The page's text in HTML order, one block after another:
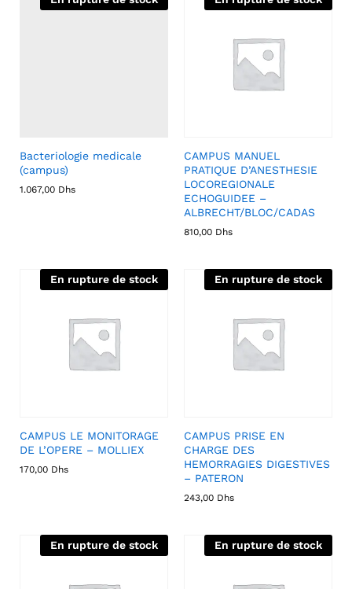
Bacteriologie medicale
(campus)
1.067,00 Dhs
CAMPUS MANUEL
PRATIQUE D’ANESTHESIE
LOCOREGIONALE
ECHOGUIDEE –
ALBRECHT/BLOC/CADAS
810,00 Dhs
En rupture de stock
CAMPUS LE MONITORAGE
DE L’OPERE – MOLLIEX
170,00 Dhs
En rupture de stock
CAMPUS PRISE EN
CHARGE DES
HEMORRAGIES DIGESTIVES
– PATERON
243,00 Dhs
En rupture de stock En rupture de stock